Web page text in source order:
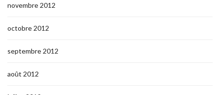
novembre 2012
octobre 2012
septembre 2012
août 2012